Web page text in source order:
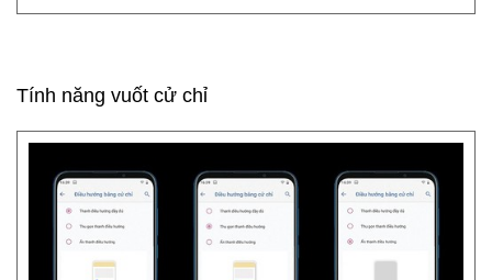
Tính năng vuốt cử chỉ